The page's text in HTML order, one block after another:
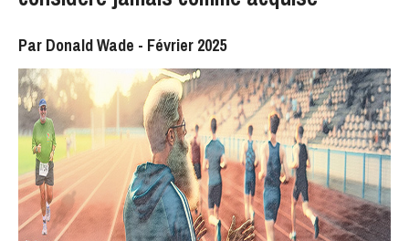
Par Donald Wade - Février 2025